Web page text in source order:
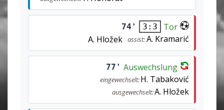
74' 3:3
Tor
A. Hložek assist:A. Kramarić
77' Auswechslung
eingewechselt:H. Tabaković
ausgewechselt:A. Hložek